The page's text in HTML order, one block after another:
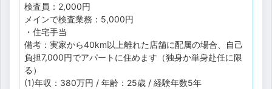
検査員：2,000円
メインで検査業務：5,000円
・住宅手当
備考：実家から40km以上離れた店舗に配属の場合、自己
負担7,000円でアパートに住めます（独身か単身赴任に限
る）
(1)年収：380万円 / 年齢：25歳 / 経験年数5年